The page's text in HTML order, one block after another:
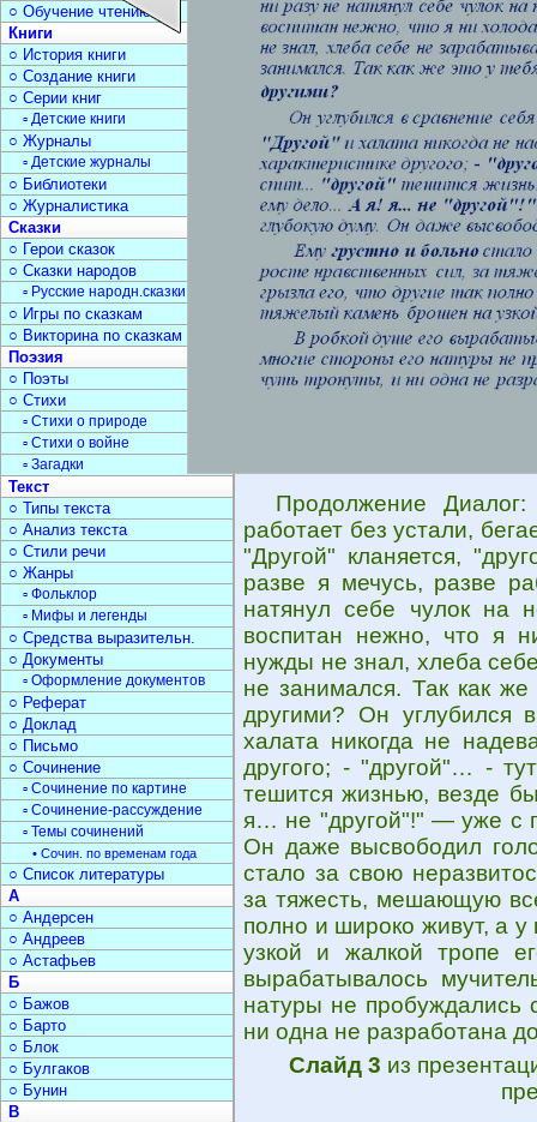
Продолжение
работает без устали,
"Другой" кланяется,
разве я мечусь, разве
натянул себе чулок на
воспитан нежно, что я
нужды не знал, хлеба
не занимался. Так как
другими? Он углубился
халата никогда не
другого; - "другой"… -
тешится жизнью, везде
я… не "другой"!" — уже с
Он даже высвободил
стало за свою
за тяжесть, мешающую
полно и широко живут, а
узкой и жалкой тропе
вырабатывалось
натуры не пробуждались
ни одна не разработана
Слайд 3 из
○ Обучение чтению
Книги
○ История книги
○ Создание книги
○ Серии книг
▫ Детские книги
○ Журналы
▫ Детские журналы
○ Библиотеки
○ Журналистика
Сказки
○ Герои сказок
○ Сказки народов
▫ Русские народн.сказки
○ Игры по сказкам
○ Викторина по сказкам
Поэзия
○ Поэты
○ Стихи
▫ Стихи о природе
▫ Стихи о войне
▫ Загадки
Текст
○ Типы текста
○ Анализ текста
○ Стили речи
○ Жанры
▫ Фольклор
▫ Мифы и легенды
○ Средства выразительн.
○ Документы
▫ Оформление документов
○ Реферат
○ Доклад
○ Письмо
○ Сочинение
▫ Сочинение по картине
▫ Сочинение-рассуждение
▫ Темы сочинений
• Сочин. по временам года
○ Список литературы
А
○ Андерсен
○ Андреев
○ Астафьев
Б
○ Бажов
○ Барто
○ Блок
○ Булгаков
○ Бунин
В